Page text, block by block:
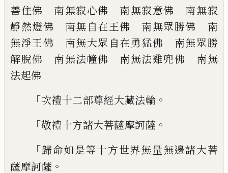
善住佛 南無寂心佛 南無寂意佛 南無寂
靜然燈佛 南無自在王佛 南無眾勝佛 南
無淨王佛 南無大眾自在勇猛佛 南無眾勝
解脫佛 南無法幢佛 南無法雞兜佛 南無
法起佛
「次禮十二部尊經大藏法輪 。
「敬禮十方諸大菩薩摩訶薩 。
「歸命如是等十方世界無量無邊諸大菩
薩摩訶薩 。